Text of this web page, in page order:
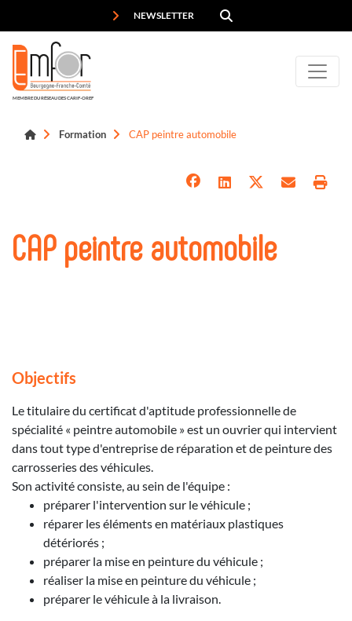
NEWSLETTER
MEMBRE DU RÉSEAU DES CARIF-OREF
Formation CAP peintre automobile
CAP peintre automobile
Objectifs
Le titulaire du certificat d'aptitude professionnelle de
spécialité « peintre automobile » est un ouvrier qui intervient
dans tout type d'entreprise de réparation et de peinture des
carrosseries des véhicules.
Son activité consiste, au sein de l'équipe :
préparer l'intervention sur le véhicule ;
réparer les éléments en matériaux plastiques
détériorés ;
préparer la mise en peinture du véhicule ;
réaliser la mise en peinture du véhicule ;
préparer le véhicule à la livraison.
Panneau de gestion des cookies